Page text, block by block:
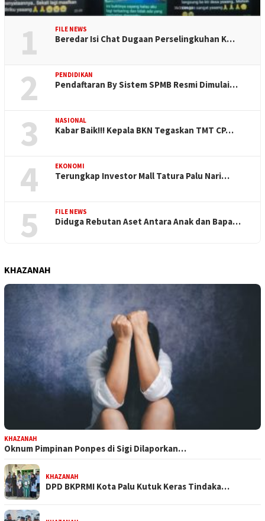
1 FILE NEWS
Beredar Isi Chat Dugaan Perselingkuhan K…
2 PENDIDIKAN
Pendaftaran By Sistem SPMB Resmi Dimulai…
3 NASIONAL
Kabar Baik!!! Kepala BKN Tegaskan TMT CP…
4 EKONOMI
Terungkap Investor Mall Tatura Palu Nari…
5 FILE NEWS
Diduga Rebutan Aset Antara Anak dan Bapa…
KHAZANAH
KHAZANAH
Oknum Pimpinan Ponpes di Sigi Dilaporkan…
KHAZANAH
DPD BKPRMI Kota Palu Kutuk Keras Tindaka…